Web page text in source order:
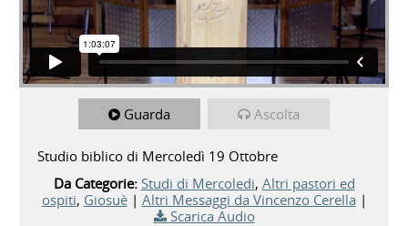
Guarda Ascolta
Studio biblico di Mercoledì 19 Ottobre
Da Categorie: Studi di Mercoledi, Altri pastori ed
ospiti, Giosuè| Altri Messaggi da Vincenzo Cerella |
Scarica Audio